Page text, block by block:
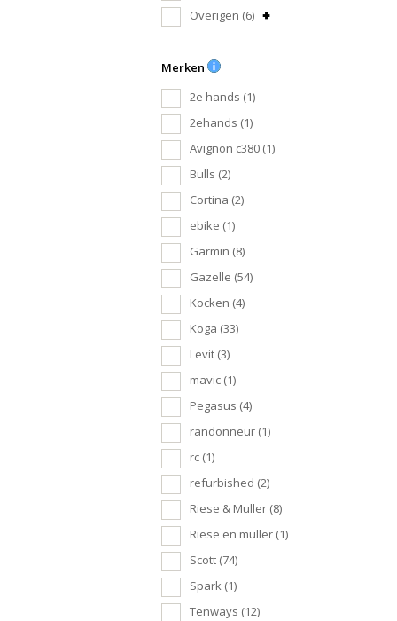
Overigen (6)
Merken
2e hands (1)
2ehands (1)
Avignon c380 (1)
Bulls (2)
Cortina (2)
ebike (1)
Garmin (8)
Gazelle (54)
Kocken (4)
Koga (33)
Levit (3)
mavic (1)
Pegasus (4)
randonneur (1)
rc (1)
refurbished (2)
Riese & Muller (8)
Riese en muller (1)
Scott (74)
Spark (1)
Tenways (12)